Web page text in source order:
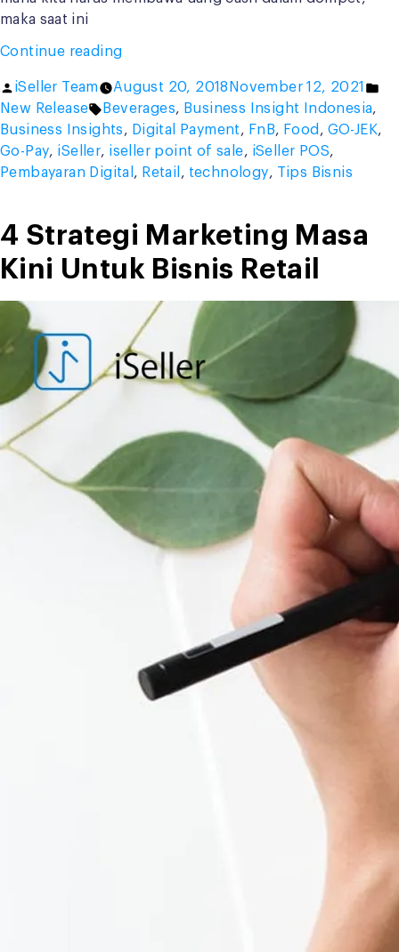
maka saat ini
Continue reading“Digital
Metode
Pembayaran
yang
Semakin
Marak
Digemari”
Posted
by
iSeller Team August 20, 2018 November 12, 2021
New Release Tags:
Beverages, Business Insight Indonesia,
Business Insights, Digital Payment, FnB, Food , GO-JEK,
Go-Pay, iSeller, iseller point of sale, iSeller POS,
Pembayaran Digital , Retail , technology, Tips Bisnis
4 Strategi Marketing Masa
Kini Untuk Bisnis Retail